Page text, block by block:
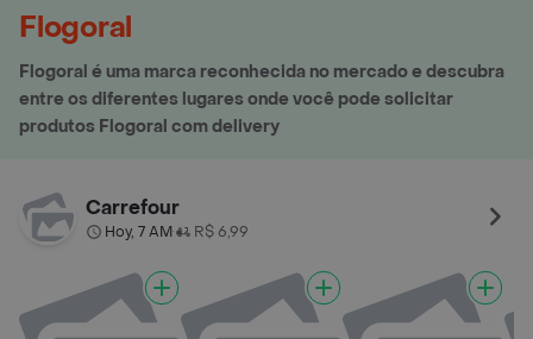
Flogoral
Flogoral é uma marca reconhecida no mercado e descubra
entre os diferentes lugares onde você pode solicitar
produtos Flogoral com delivery
Carrefour
Hoy, 7 AM• R$ 6,99